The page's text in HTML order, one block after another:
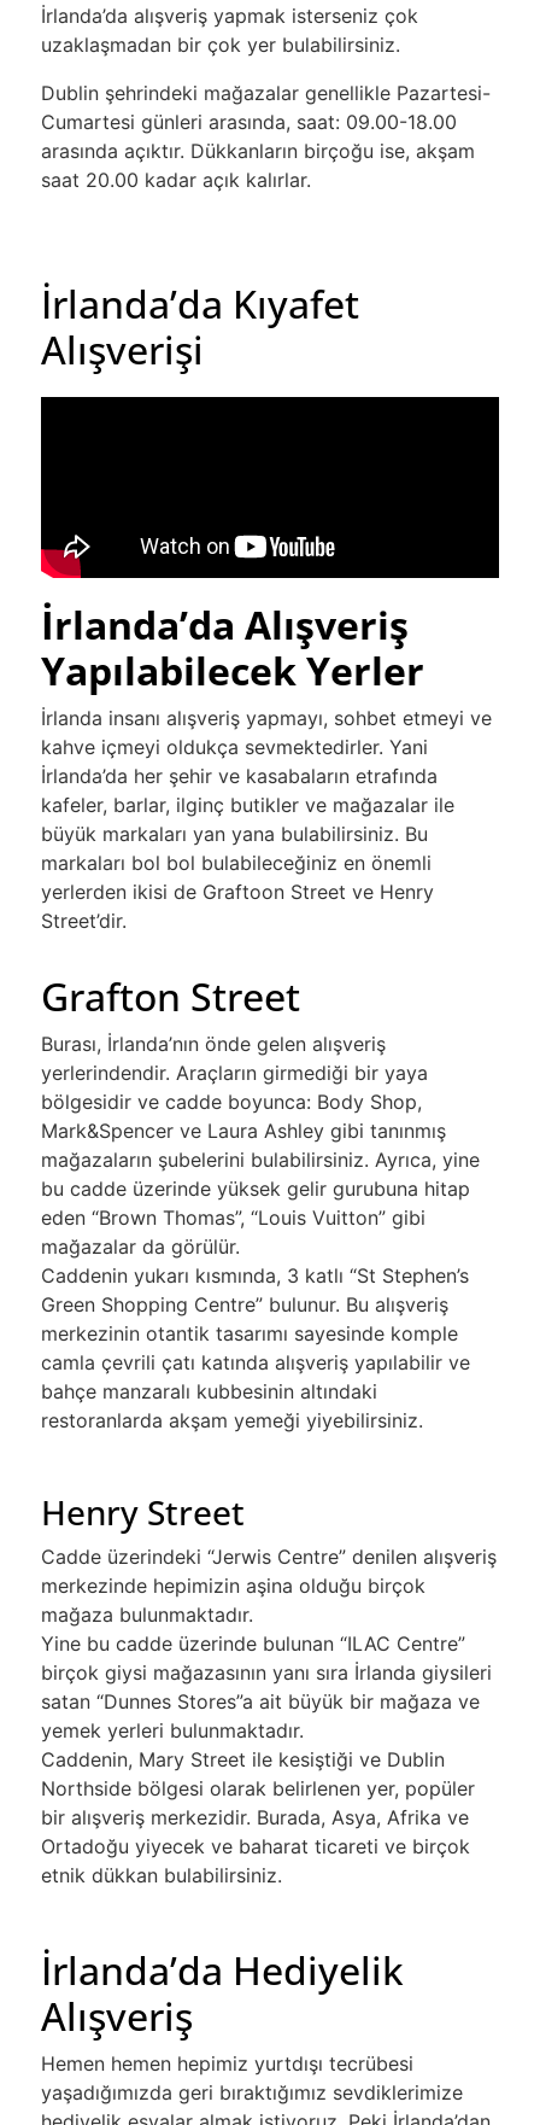
İrlanda’da alışveriş yapmak isterseniz çok
uzaklaşmadan bir çok yer bulabilirsiniz.
Dublin şehrindeki mağazalar genellikle Pazartesi-
Cumartesi günleri arasında, saat: 09.00-18.00
arasında açıktır. Dükkanların birçoğu ise, akşam
saat 20.00 kadar açık kalırlar.
İrlanda’da Kıyafet
Alışverişi
İrlanda’da Alışveriş
Yapılabilecek Yerler
İrlanda insanı alışveriş yapmayı, sohbet etmeyi ve
kahve içmeyi oldukça sevmektedirler. Yani
İrlanda’da her şehir ve kasabaların etrafında
kafeler, barlar, ilginç butikler ve mağazalar ile
büyük markaları yan yana bulabilirsiniz. Bu
markaları bol bol bulabileceğiniz en önemli
yerlerden ikisi de Graftoon Street ve Henry
Street’dir.
Grafton Street
Burası, İrlanda’nın önde gelen alışveriş
yerlerindendir. Araçların girmediği bir yaya
bölgesidir ve cadde boyunca: Body Shop,
Mark&Spencer ve Laura Ashley gibi tanınmış
mağazaların şubelerini bulabilirsiniz. Ayrıca, yine
bu cadde üzerinde yüksek gelir gurubuna hitap
eden “Brown Thomas”, “Louis Vuitton” gibi
mağazalar da görülür.
Caddenin yukarı kısmında, 3 katlı “St Stephen’s
Green Shopping Centre” bulunur. Bu alışveriş
merkezinin otantik tasarımı sayesinde komple
camla çevrili çatı katında alışveriş yapılabilir ve
bahçe manzaralı kubbesinin altındaki
restoranlarda akşam yemeği yiyebilirsiniz.
Henry Street
Cadde üzerindeki “Jerwis Centre” denilen alışveriş
merkezinde hepimizin aşina olduğu birçok
mağaza bulunmaktadır.
Yine bu cadde üzerinde bulunan “ILAC Centre”
birçok giysi mağazasının yanı sıra İrlanda giysileri
satan “Dunnes Stores”a ait büyük bir mağaza ve
yemek yerleri bulunmaktadır.
Caddenin, Mary Street ile kesiştiği ve Dublin
Northside bölgesi olarak belirlenen yer, popüler
bir alışveriş merkezidir. Burada, Asya, Afrika ve
Ortadoğu yiyecek ve baharat ticareti ve birçok
etnik dükkan bulabilirsiniz.
İrlanda’da Hediyelik
Alışveriş
Hemen hemen hepimiz yurtdışı tecrübesi
yaşadığımızda geri bıraktığımız sevdiklerimize